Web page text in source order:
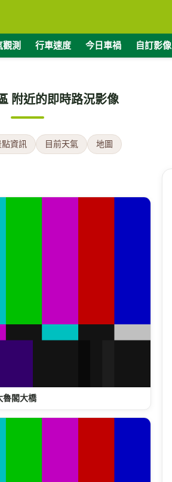
觀測 行車速度 今日車禍 自訂影像
附近的即時路況影像
資訊 目前天氣 地圖
魯閣大橋